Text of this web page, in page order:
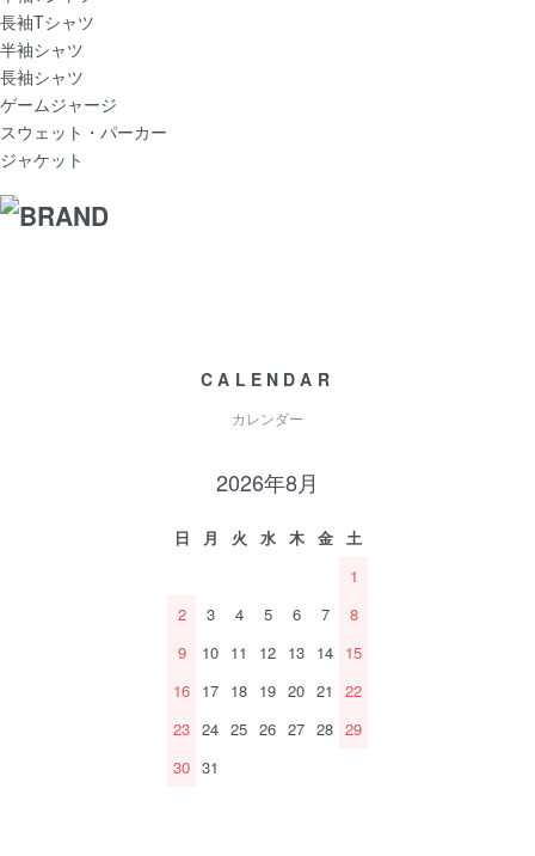
長袖Tシャツ
半袖シャツ
長袖シャツ
ゲームジャージ
スウェット・パーカー
ジャケット
CALENDAR
カレンダー
2026年8月
日 月 火 水 木 金
土
1
2
3 4 5 6 7
8
9
10 11 12 13 14 15
16 17 18 19 20 21
22
23 24 25 26 27 28 29
30 31